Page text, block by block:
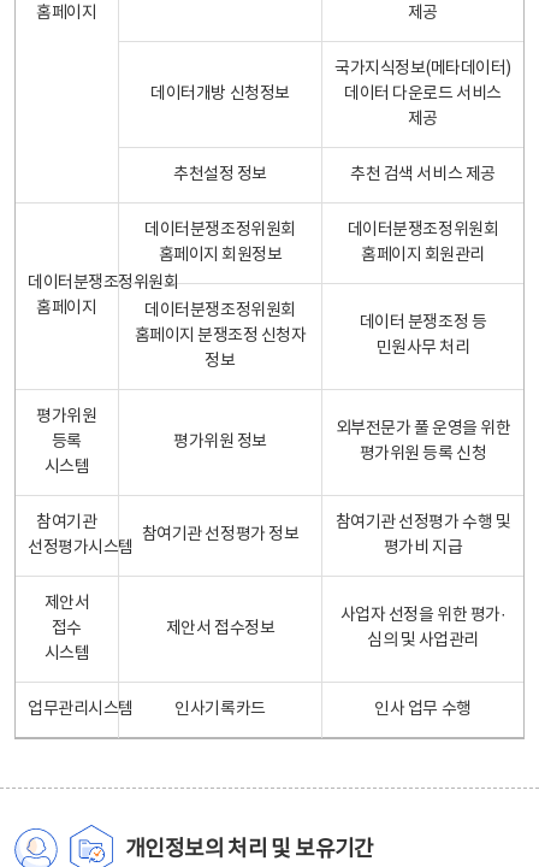
홈페이지
제공
데이터개방 신청정보
국가지식정보(메타데이터)
데이터 다운로드 서비스
제공
추천설정 정보 추천 검색 서비스 제공
데이터분쟁조정위원회
홈페이지
데이터분쟁조정위원회
홈페이지 회원정보
데이터분쟁조정위원회
홈페이지 회원관리
데이터분쟁조정위원회
홈페이지 분쟁조정 신청자
정보
데이터 분쟁조정 등
민원사무 처리
평가위원
등록
시스템
평가위원 정보
외부전문가 풀 운영을 위한
평가위원 등록 신청
참여기관
선정평가시스템
참여기관 선정평가 정보
참여기관 선정평가 수행 및
평가비 지급
제안서
접수
시스템
제안서 접수정보
사업자 선정을 위한 평가·
심의 및 사업관리
업무관리시스템 인사기록카드 인사 업무 수행
개인정보의 처리 및 보유기간